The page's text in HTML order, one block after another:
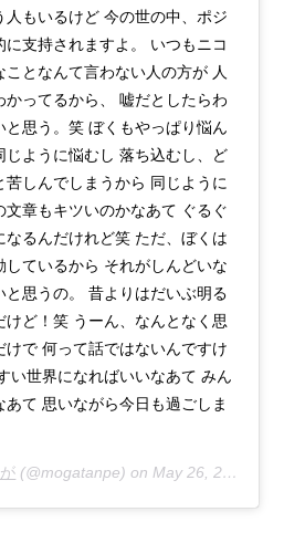
もいるけど 今の世の中、ポジ
支持されますよ。 いつもニコ
となんて言わない人の方が 人
ってるから、 嘘だとしたらわ
と思う。笑 ぼくもやっぱり悩ん
じように悩むし 落ち込むし、ど
苦しんでしまうから 同じように
章もキツいのかなあて ぐるぐ
なるんだけれど笑 ただ、ぼくは
ているから それがしんどいな
と思うの。 昔よりはだいぶ明る
けど！笑 うーん、なんとなく思
けで 何って話ではないんですけ
い世界になればいいなあて みん
て 思いながら今日も過ごしま
(@mogatanpe) on May 26, 2020 at 6:59am PDT